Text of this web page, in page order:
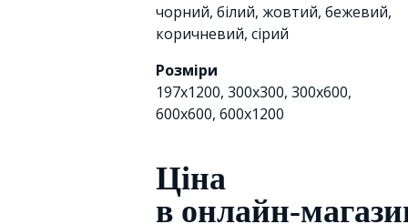
чорний,білий,жовтий,бежевий,
коричневий,сірий
Розміри
197x1200, 300х300, 300x600,
600x600, 600x1200
Цiна
в онлайн-